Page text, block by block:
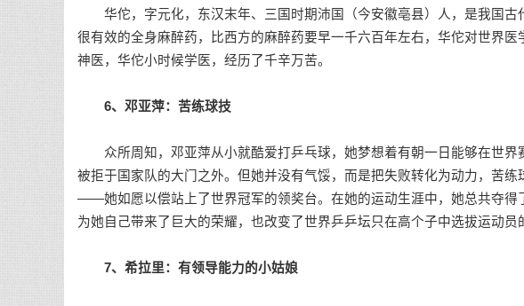
华佗，字元化，东汉末年、三国时期沛国（今安徽亳县）人，是我国古
很有效的全身麻醉药，比西方的麻醉药要早一千六百年左右，华佗对世界
神医，华佗小时候学医，经历了千辛万苦。
6、邓亚萍：苦练球技
众所周知，邓亚萍从小就酷爱打乒乓球，她梦想着有朝一日能够在世界
被拒于国家队的大门之外。但她并没有气馁，而是把失败转化为动力，苦
——她如愿以偿站上了世界冠军的领奖台。在她的运动生涯中，她总共夺得
为她自己带来了巨大的荣耀，也改变了世界乒乒坛只在高个子中选拔运动员
7、希拉里：有领导能力的小姑娘